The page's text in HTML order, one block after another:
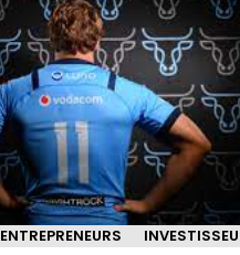
ENTREPRENEURS